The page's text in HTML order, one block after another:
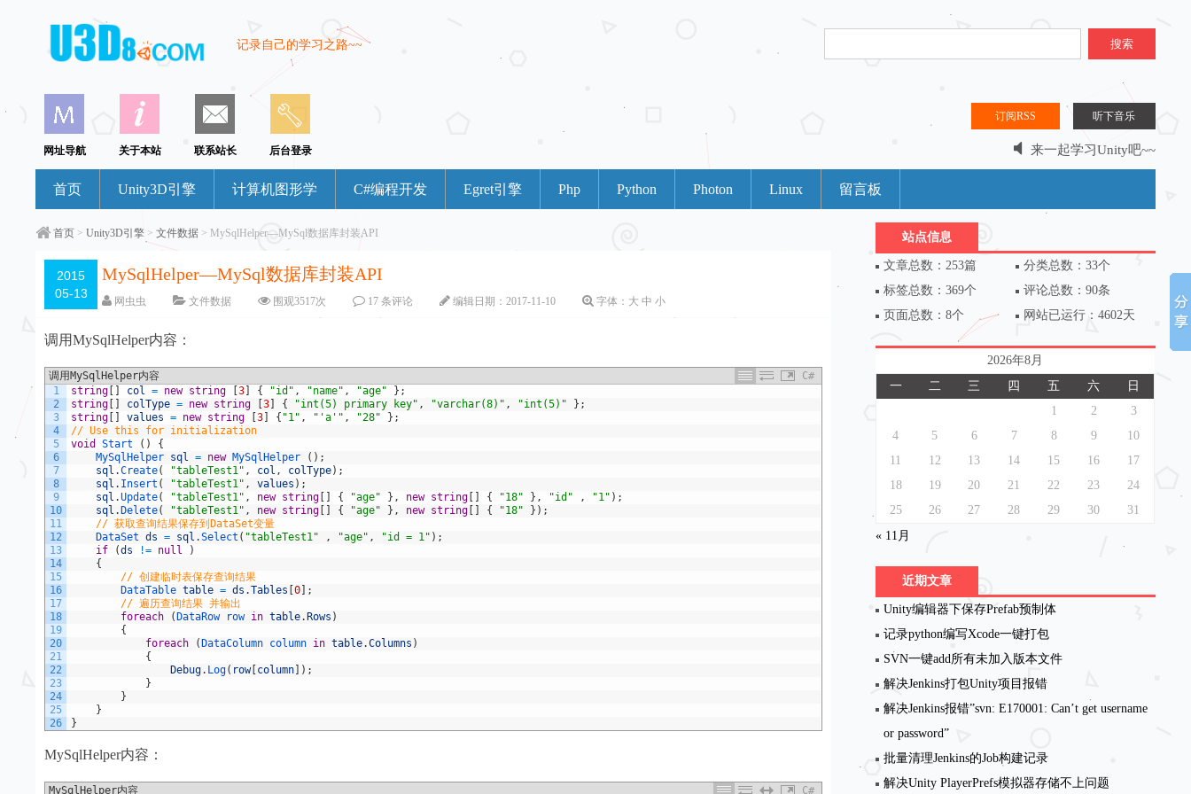
记录自己的学习之路~~ 搜索
听下音乐
订阅RSS
来一起学习Unity吧~~
分享是什么？分享是一种乐趣。。。
网址导航 关于本站 联系站长 后台登录
首页 Unity3D引擎 计算机图形学 C#编程开发 Egret引擎 Php Python Photon Linux 留言板
首页 >Unity3D引擎 >文件数据 > MySqlHelper—MySql数据库封装API
2015
05-13
MySqlHelper—MySql数据库封装API
网虫虫 文件数据 围观3517次 17 条评论 编辑日期：2017-11-10 字体： 大 中 小
调用MySqlHelper内容：
调用MySqlHelper内容
C#
1
2
3
4
5
6
7
8
9
10
11
12
13
14
15
16
17
18
19
20
21
22
23
24
25
26
string col = new string [3 { "id" , "name" , "age" } ;
string
colType = new string [3 { "int(5) primary key" , "varchar(8)" , "int(5)" } ;
string
values = new string [3 { "1" , "'a'" , "28" } ;
// Use this for initialization
void
Start ( )
{
MySqlHelper sql = new MySqlHelper ( ) ;
sql .Create( "tableTest1" , col , colType) ;
sql . Insert ( "tableTest1" , values ) ;
sql .Update( "tableTest1" , new string { "age" } , new string { "18" } , "id" , "1" ) ;
sql . Delete( "tableTest1" , new string { "age" } , new string { "18" } ) ;
// 获取查询结果保存到DataSet变量
DataSet ds = sql .Select ( "tableTest1" , "age" , "id = 1" ) ;
if
(ds != null
)
{
// 创建临时表保存查询结果
DataTable table = ds .Tables [0
;
// 遍历查询结果 并输出
foreach
( DataRow row in table. Rows )
{
foreach
( DataColumn column in table.Columns )
{
Debug. Log( row[ column ) ;
}
}
}
}
MySqlHelper内容：
MySqlHelper内容 C#
站点信息
文章总数：253篇
分类总数：33个
标签总数：369个
评论总数：90条
页面总数：8个
网站已运行：4602天
2026年8月
一
二 三 四 五 六
日
1
2
3
4
5 6 7 8 9
10
11
12 13 14 15 16
17
18
19 20 21 22 23
24
25
26 27 28 29 30
31
« 11月
近期文章
Unity编辑器下保存Prefab预制体
记录python编写Xcode一键打包
SVN一键add所有未加入版本文件
解决Jenkins打包Unity项目报错
解决Jenkins报错”svn: E170001: Can’t get username
or password”
批量清理Jenkins的Job构建记录
解决Unity PlayerPrefs模拟器存储不上问题